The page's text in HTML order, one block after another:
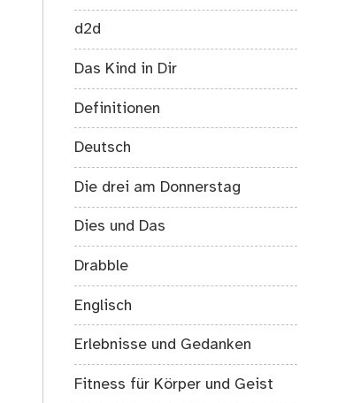
d2d
Das Kind in Dir
Definitionen
Deutsch
Die drei am Donnerstag
Dies und Das
Drabble
Englisch
Erlebnisse und Gedanken
Fitness für Körper und Geist